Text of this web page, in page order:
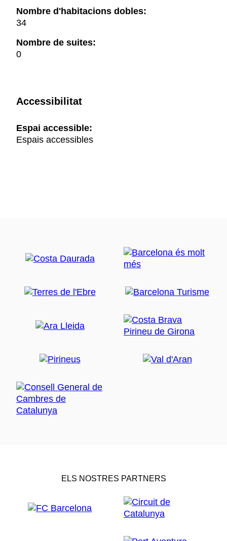
Nombre d'habitacions dobles:
34
Nombre de suites:
0
Accessibilitat
Espai accessible:
Espais accessibles
ELS NOSTRES PARTNERS